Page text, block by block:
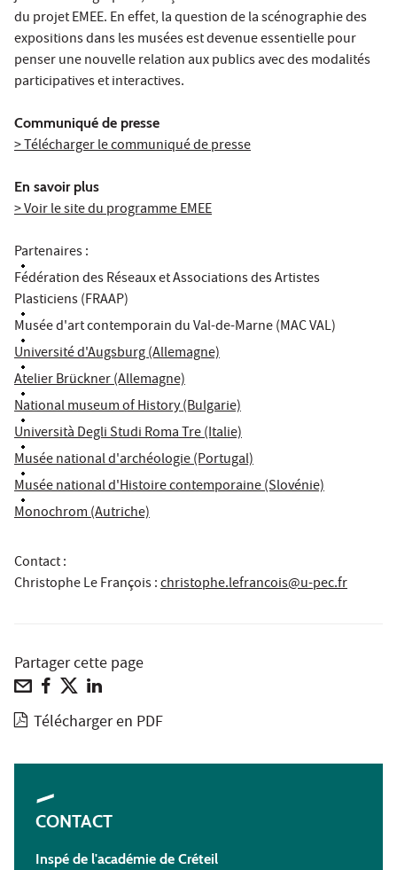
du projet EMEE. En effet, la question de la scénographie des
expositions dans les musées est devenue essentielle pour
penser une nouvelle relation aux publics avec des modalités
participatives et interactives.
Communiqué de presse
> Télécharger le communiqué de presse
En savoir plus
> Voir le site du programme EMEE
Partenaires :
Fédération des Réseaux et Associations des Artistes
Plasticiens (FRAAP)
Musée d'art contemporain du Val-de-Marne (MAC VAL)
Université d'Augsburg (Allemagne)
Atelier Brückner (Allemagne)
National museum of History (Bulgarie)
Università Degli Studi Roma Tre (Italie)
Musée national d'archéologie (Portugal)
Musée national d'Histoire contemporaine (Slovénie)
Monochrom (Autriche)
Contact :
Christophe Le François:christophe.lefrancois@u-pec.fr
Partager cette page
Télécharger en PDF
CONTACT
Inspé de l'académie de Créteil